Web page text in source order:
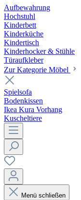
Aufbewahrung
Hochstuhl
Kinderbett
Kinderküche
Kindertisch
Kinderhocker & Stühle
Türaufkleber
Zur Kategorie Möbel
Spielsofa
Bodenkissen
Ikea Kura Vorhang
Kuscheltiere
Menü schließen